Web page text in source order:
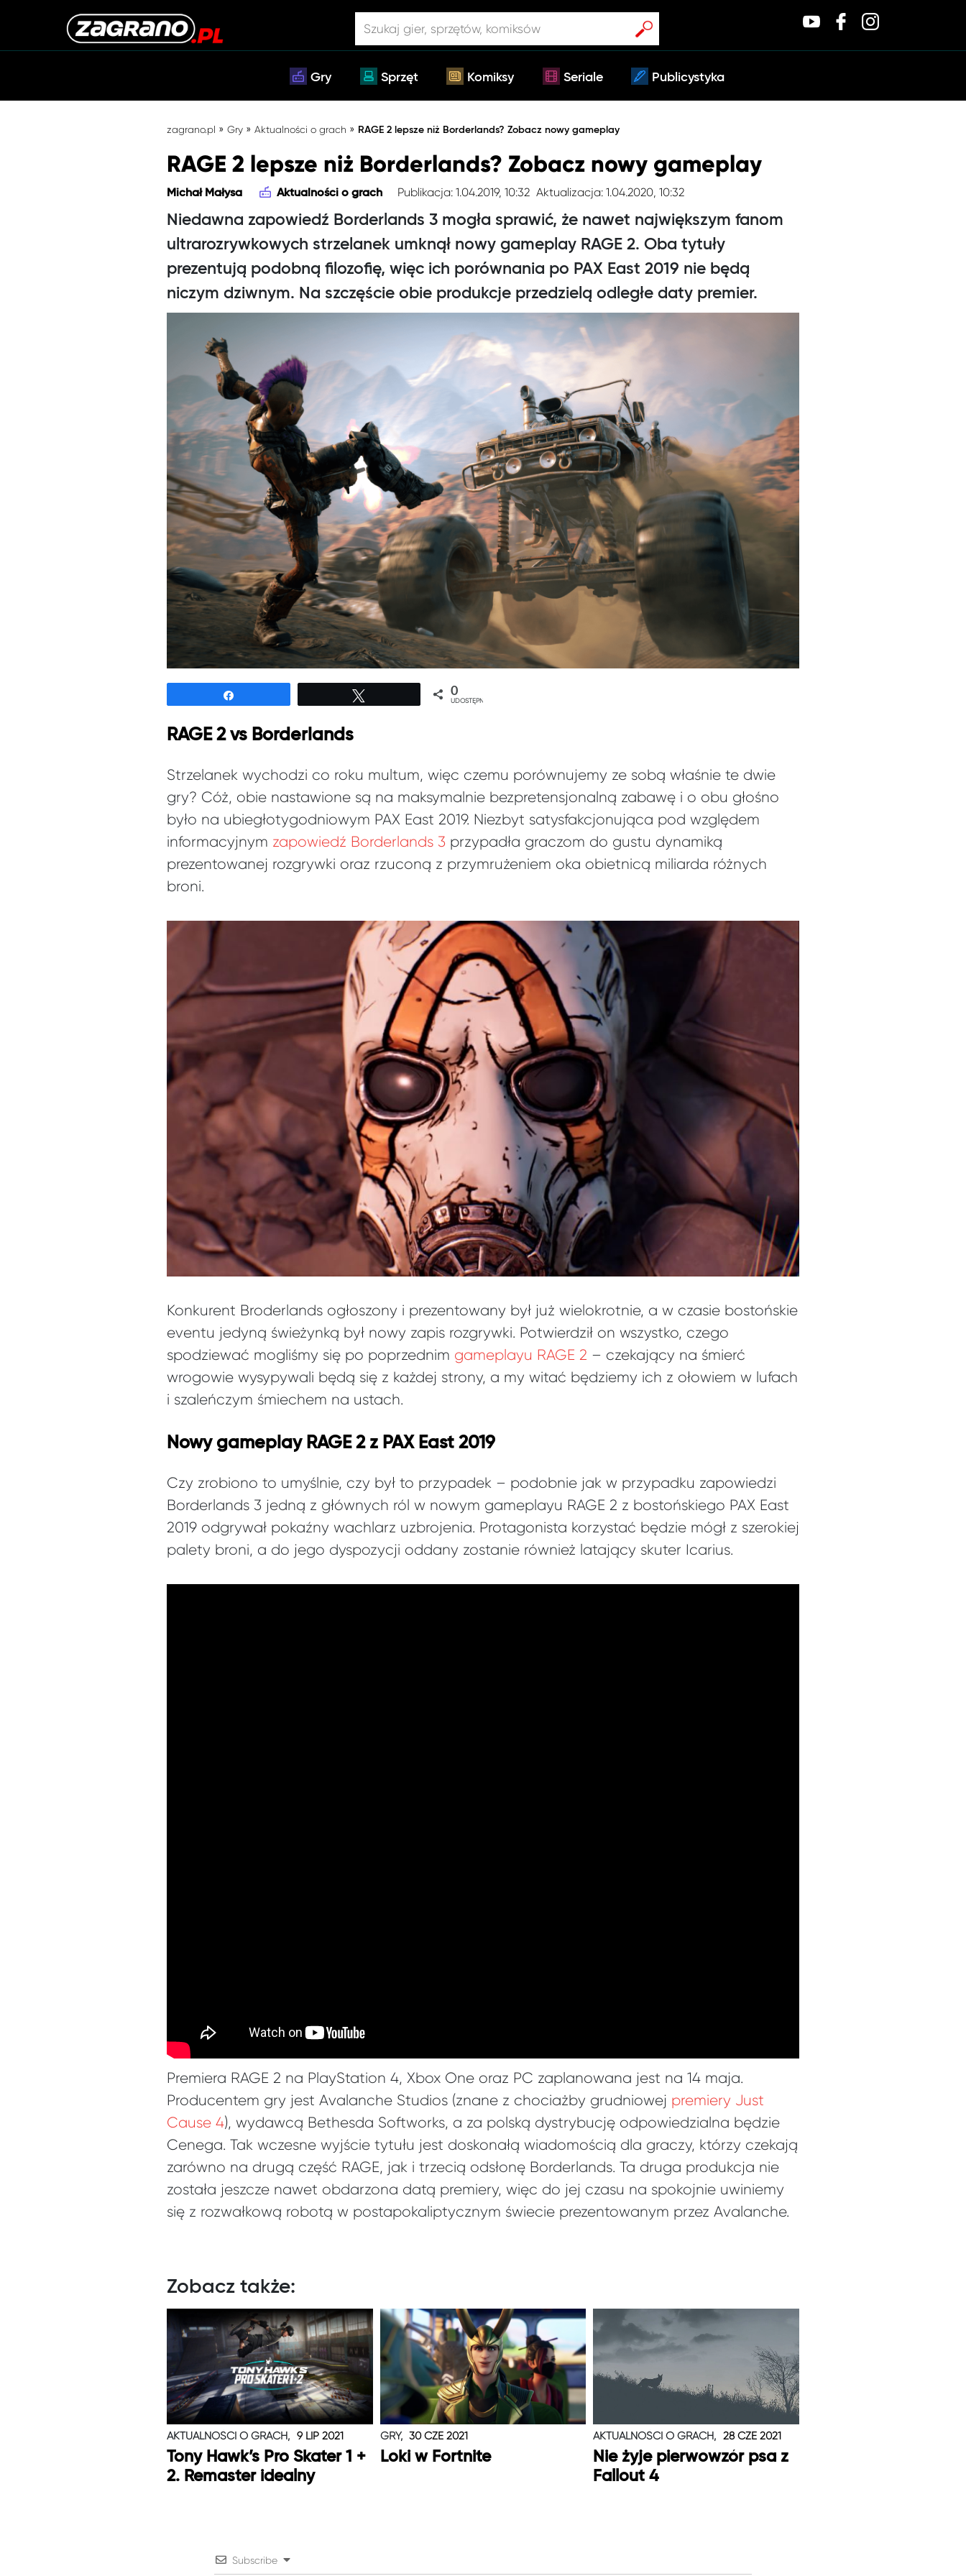
Gry Sprzęt Komiksy Seriale Publicystyka
zagrano.pl » Gry » Aktualności o grach » RAGE 2 lepsze niż Borderlands? Zobacz nowy gameplay
RAGE 2 lepsze niż Borderlands? Zobacz nowy gameplay
Michał Małysa Aktualności o grach Publikacja: 1.04.2019, 10:32 Aktualizacja: 1.04.2020, 10:32
Niedawna zapowiedź Borderlands 3 mogła sprawić, że nawet największym fanom
ultrarozrywkowych strzelanek umknął nowy gameplay RAGE 2. Oba tytuły
prezentują podobną filozofię, więc ich porównania po PAX East 2019 nie będą
niczym dziwnym. Na szczęście obie produkcje przedzielą odległe daty premier.
0
UDOSTĘPNIEŃ
RAGE 2 vs Borderlands
Strzelanek wychodzi co roku multum, więc czemu porównujemy ze sobą właśnie te dwie
gry? Cóż, obie nastawione są na maksymalnie bezpretensjonalną zabawę i o obu głośno
było na ubiegłotygodniowym PAX East 2019. Niezbyt satysfakcjonująca pod względem
informacyjnym zapowiedź Borderlands 3 przypadła graczom do gustu dynamiką
prezentowanej rozgrywki oraz rzuconą z przymrużeniem oka obietnicą miliarda różnych
broni.
Konkurent Broderlands ogłoszony i prezentowany był już wielokrotnie, a w czasie bostońskie
eventu jedyną świeżynką był nowy zapis rozgrywki. Potwierdził on wszystko, czego
spodziewać mogliśmy się po poprzednim gameplayu RAGE 2 – czekający na śmierć
wrogowie wysypywali będą się z każdej strony, a my witać będziemy ich z ołowiem w lufach
i szaleńczym śmiechem na ustach.
Nowy gameplay RAGE 2 z PAX East 2019
Czy zrobiono to umyślnie, czy był to przypadek – podobnie jak w przypadku zapowiedzi
Borderlands 3 jedną z głównych ról w nowym gameplayu RAGE 2 z bostońskiego PAX East
2019 odgrywał pokaźny wachlarz uzbrojenia. Protagonista korzystać będzie mógł z szerokiej
palety broni, a do jego dyspozycji oddany zostanie również latający skuter Icarius.
Premiera RAGE 2 na PlayStation 4, Xbox One oraz PC zaplanowana jest na 14 maja.
Producentem gry jest Avalanche Studios (znane z chociażby grudniowej premiery Just
Cause 4), wydawcą Bethesda Softworks, a za polską dystrybucję odpowiedzialna będzie
Cenega. Tak wczesne wyjście tytułu jest doskonałą wiadomością dla graczy, którzy czekają
zarówno na drugą część RAGE, jak i trzecią odsłonę Borderlands. Ta druga produkcja nie
została jeszcze nawet obdarzona datą premiery, więc do jej czasu na spokojnie uwiniemy
się z rozwałkową robotą w postapokaliptycznym świecie prezentowanym przez Avalanche.
Zobacz także:
AKTUALNOŚCI O GRACH, 9 LIP 2021
Tony Hawk’s Pro Skater 1 +
2. Remaster idealny
GRY, 30 CZE 2021
Loki w Fortnite
AKTUALNOŚCI O GRACH, 28 CZE 2021
Nie żyje pierwowzór psa z
Fallout 4
Subscribe